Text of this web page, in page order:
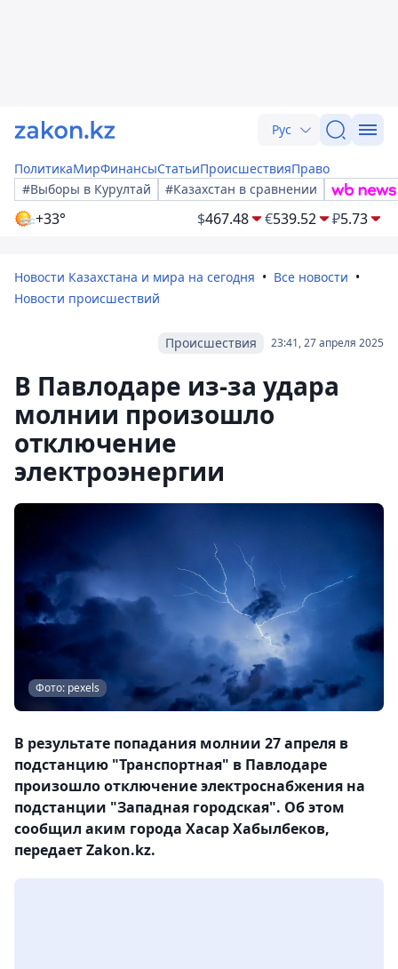
Рус
ПолитикаМирФинансыСтатьиПроисшествияПраво
#Выборы в Курултай
#Казахстан в сравнении
+33° $467.48 €539.52 ₽5.73
Новости Казахстана и мира на сегодня
Все новости
Новости происшествий
23:41, 27 апреля 2025
Происшествия
В Павлодаре из-за удара
молнии произошло
отключение
электроэнергии
Фото: pexels
В результате попадания молнии 27 апреля в
подстанцию "Транспортная" в Павлодаре
произошло отключение электроснабжения на
подстанции "Западная городская". Об этом
сообщил аким города Хасар Хабылбеков,
передает Zakon.kz.